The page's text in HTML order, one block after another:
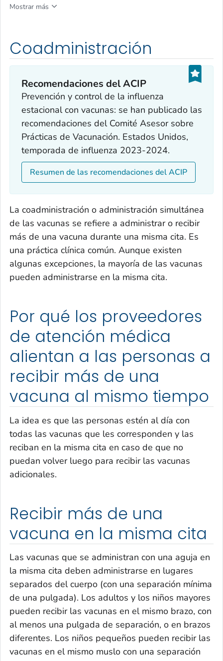
Coadministración
Recomendaciones del ACIP
Prevención y control de la influenza
estacional con vacunas: se han publicado las
recomendaciones del Comité Asesor sobre
Prácticas de Vacunación. Estados Unidos,
temporada de influenza 2023-2024.
Resumen de las recomendaciones del ACIP
La coadministración o administración simultánea
de las vacunas se refiere a administrar o recibir
más de una vacuna durante una misma cita. Es
una práctica clínica común. Aunque existen
algunas excepciones, la mayoría de las vacunas
pueden administrarse en la misma cita.
Por qué los proveedores
de atención médica
alientan a las personas a
recibir más de una
vacuna al mismo tiempo
La idea es que las personas estén al día con
todas las vacunas que les corresponden y las
reciban en la misma cita en caso de que no
puedan volver luego para recibir las vacunas
adicionales.
Recibir más de una
vacuna en la misma cita
Las vacunas que se administran con una aguja en
la misma cita deben administrarse en lugares
separados del cuerpo (con una separación mínima
de una pulgada). Los adultos y los niños mayores
pueden recibir las vacunas en el mismo brazo, con
al menos una pulgada de separación, o en brazos
diferentes. Los niños pequeños pueden recibir las
vacunas en el mismo muslo con una separación
Mostrar más